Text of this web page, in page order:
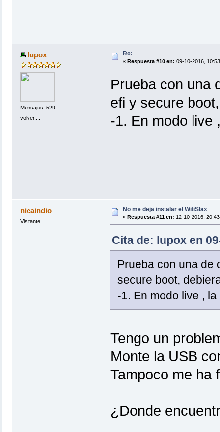
lupox
Mensajes: 529
volver....
Re:
« Respuesta #10 en: 09-10-2016,
Prueba con una
efi y secure
-1. En modo live
nicaindio
Visitante
No me deja instalar el WifiSlax
« Respuesta #11 en: 12-10-2016,
Cita de: lupox en
Prueba con una de
secure boot,
-1. En modo live ,
Tengo un
Monte la USB
Tampoco me ha
¿Donde